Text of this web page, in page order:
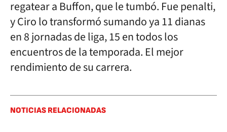
regatear a Buffon, que le tumbó. Fue penalti,
y Ciro lo transformó sumando ya 11 dianas
en 8 jornadas de liga, 15 en todos los
encuentros de la temporada. El mejor
rendimiento de su carrera.
NOTICIAS RELACIONADAS